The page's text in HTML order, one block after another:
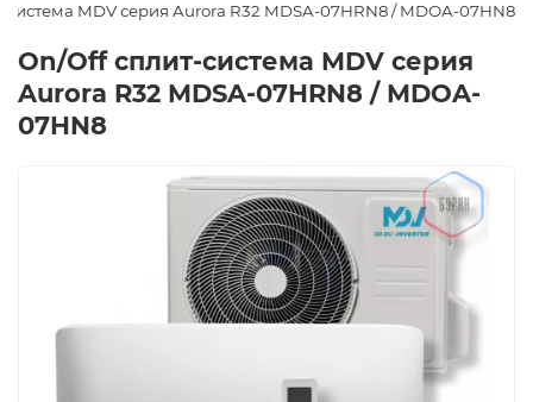
система MDV серия Aurora R32 MDSA-07HRN8 / MDOA-07HN8
On/Off cплит-система MDV серия
Aurora R32 MDSA-07HRN8 / MDOA-
07HN8